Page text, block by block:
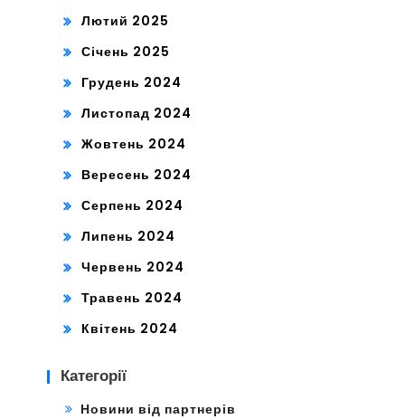
Лютий 2025
Січень 2025
Грудень 2024
Листопад 2024
Жовтень 2024
Вересень 2024
Серпень 2024
Липень 2024
Червень 2024
Травень 2024
Квітень 2024
Категорії
Новини від партнерів